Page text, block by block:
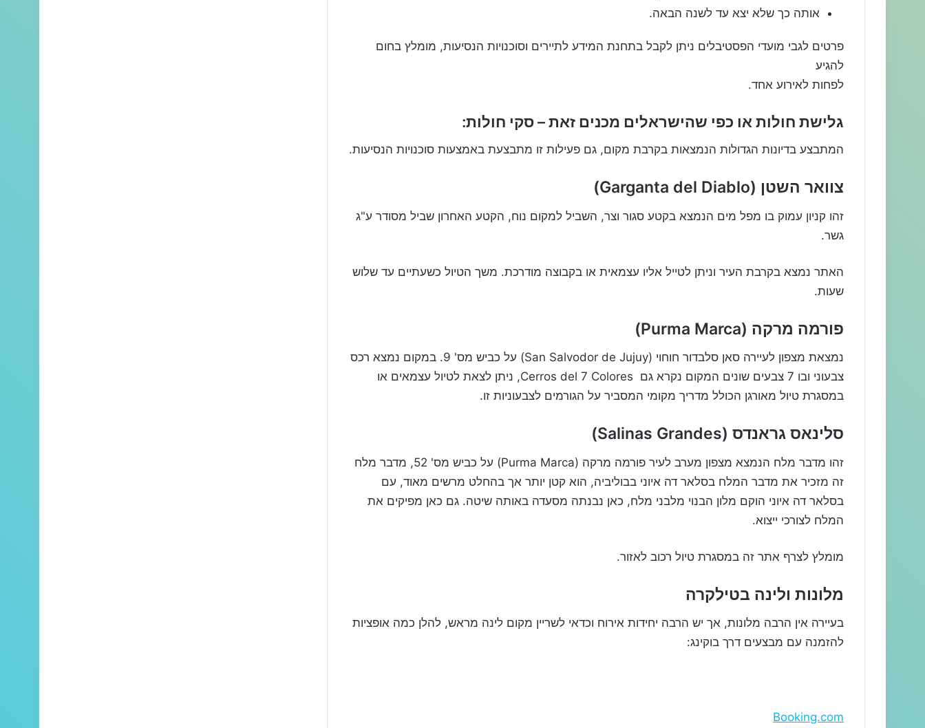
אותה כך שלא יצא עד לשנה הבאה.
פרטים לגבי מועדי הפסטיבלים ניתן לקבל בתחנת המידע לתיירים וסוכנויות הנסיעות, מומלץ בחום
להגיע
לפחות לאירוע אחד.
גלישת חולות או כפי שהישראלים מכנים זאת – סקי חולות:
המתבצע בדיונות הגדולות הנמצאות בקרבת מקום, גם פעילות זו מתבצעת באמצעות סוכנויות הנסיעות.
צוואר השטן (Garganta del Diablo)
זהו קניון עמוק בו מפל מים הנמצא בקטע סגור וצר, השביל למקום נוח, הקטע האחרון שביל מסודר ע"ג
גשר.
האתר נמצא בקרבת העיר וניתן לטייל אליו עצמאית או בקבוצה מודרכת. משך הטיול כשעתיים עד שלוש
שעות.
פורמה מרקה (Purma Marca)
נמצאת מצפון לעיירה סאן סלבדור חוחוי (San Salvodor de Jujuy) על כביש מס' 9. במקום נמצא רכס
צבעוני ובו 7 צבעים שונים המקום נקרא גם Cerros del 7 Colores, ניתן לצאת לטיול עצמאים או
במסגרת טיול מאורגן הכולל מדריך מקומי המסביר על הגורמים לצבעוניות זו.
סלינאס גראנדס (Salinas Grandes)
זהו מדבר מלח הנמצא מצפון מערב לעיר פורמה מרקה (Purma Marca) על כביש מס' 52, מדבר מלח
זה מזכיר את מדבר המלח בסלאר דה איוני בבוליביה, הוא קטן יותר אך בהחלט מרשים מאוד, עם
בסלאר דה איוני הוקם מלון הבנוי מלבני מלח, כאן נבנתה מסעדה באותה שיטה. גם כאן מפיקים את
המלח לצורכי ייצוא.
מומלץ לצרף אתר זה במסגרת טיול רכוב לאזור.
מלונות ולינה בטילקרה
בעיירה אין הרבה מלונות, אך יש הרבה יחידות אירוח וכדאי לשריין מקום לינה מראש, להלן כמה אופציות
להזמנה עם מבצעים דרך בוקינג:
Booking.com